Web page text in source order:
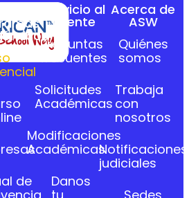
de
Servicio al
Cliente
Preguntas
frecuentes
Solicitudes
Académicas
Modificaciones
Académicas
Danos
Acerca de
ASW
Quiénes
somos
Trabaja
con
nosotros
Notificaciones
judiciales